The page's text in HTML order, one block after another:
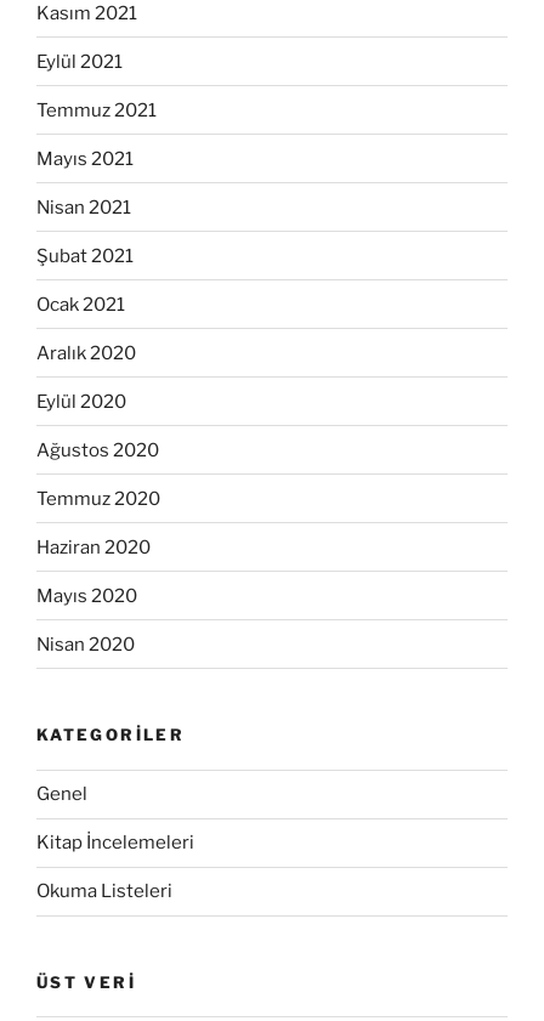
Kasım 2021
Eylül 2021
Temmuz 2021
Mayıs 2021
Nisan 2021
Şubat 2021
Ocak 2021
Aralık 2020
Eylül 2020
Ağustos 2020
Temmuz 2020
Haziran 2020
Mayıs 2020
Nisan 2020
KATEGORILER
Genel
Kitap İncelemeleri
Okuma Listeleri
ÜST VERI